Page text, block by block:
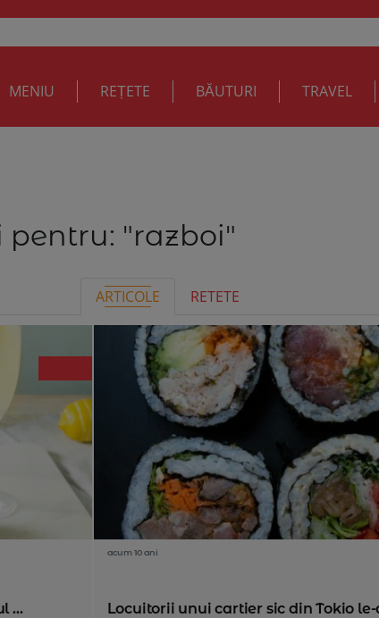
MENIU REȚETE BĂUTURI TRAVEL
pentru: "razboi"
ARTICOLE RETETE
...
acum 10 ani
Locuitorii unui cartier sic din Tokio